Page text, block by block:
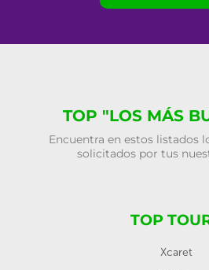
TOP "LOS MÁS
Encuentra en estos listados
solicitados por tus
TOP
Xcaret